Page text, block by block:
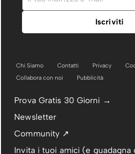
Chi Siamo Contatti Privacy
Collabora con noi
Pubblicità
Prova Gratis 30 Giorni →
Newsletter
Community ↗
Invita i tuoi amici (e guadagna